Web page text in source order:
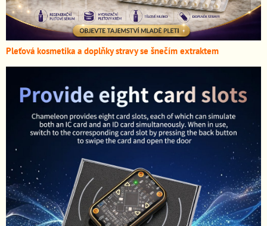
Pleťová kosmetika a doplňky stravy se šnečím extraktem